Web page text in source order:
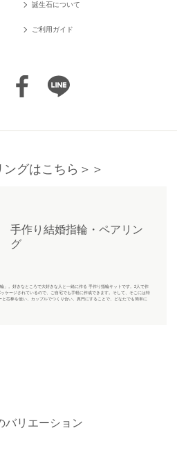
誕生石について
ご利用ガイド
グはこちら＞＞
手作り結婚指輪・ペアリン
グ
」。好きなところで大好きな人と一緒に作る 手作り指輪キットです。2人で作
ケージされているので、ご自宅でも手軽に作成できます。そして、そこには特
芯棒を使い、カップルでつくり合い、真円にすることで、どなたでも簡単に
バリエーション